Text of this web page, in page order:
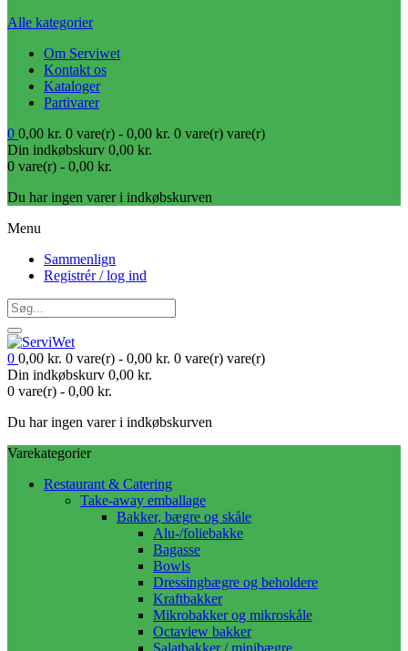
Alle kategorier
Om Serviwet
Kontakt os
Kataloger
Partivarer
0 0,00 kr. 0 vare(r) - 0,00 kr. 0 vare(r) vare(r)
Din indkøbskurv 0,00 kr.
0 vare(r) - 0,00 kr.
Du har ingen varer i indkøbskurven
Menu
Sammenlign
Registrér / log ind
0 0,00 kr. 0 vare(r) - 0,00 kr. 0 vare(r) vare(r)
Din indkøbskurv 0,00 kr.
0 vare(r) - 0,00 kr.
Du har ingen varer i indkøbskurven
Varekategorier
Restaurant & Catering
Take-away emballage
Bakker, bægre og skåle
Alu-/foliebakke
Bagasse
Bowls
Dressingbægre og beholdere
Kraftbakker
Mikrobakker og mikroskåle
Octaview bakker
Salatbakker / minibægre